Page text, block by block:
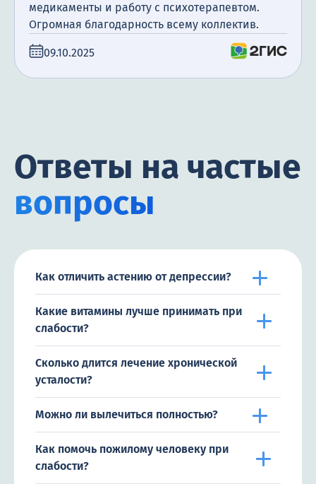
медикаменты и работу с психотерапевтом.
Огромная благодарность всему коллектив.
09.10.2025
Ответы на частые
вопросы
Как отличить астению от депрессии?
Какие витамины лучше принимать при
слабости?
Сколько длится лечение хронической
усталости?
Можно ли вылечиться полностью?
Как помочь пожилому человеку при
слабости?